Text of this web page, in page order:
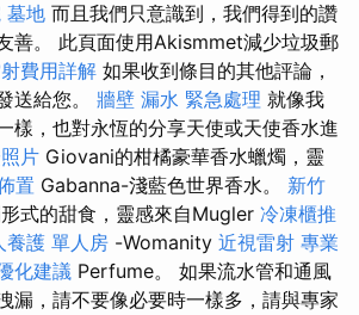
墓地 而且我們只意識到，我們得到的讚
善。 此頁面使用Akismmet減少垃圾郵
費用詳解 如果收到條目的其他評論，
送給您。 牆壁 漏水 緊急處理 就像我
樣，也對永恆的分享天使或天使香水進
片 Giovani的柑橘豪華香水蠟燭，靈
置 Gabanna-淺藍色世界香水。 新竹
式的甜食，靈感來自Mugler 冷凍櫃推
養護 單人房 -Womanity 近視雷射 專業
化建議 Perfume。 如果流水管和通風
漏，請不要像必要時一樣多，請與專家